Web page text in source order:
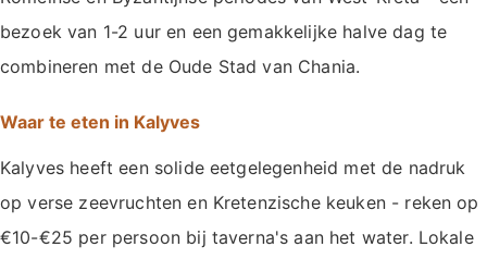
bezoek van 1-2 uur en een gemakkelijke halve dag te
combineren met de Oude Stad van Chania.
Waar te eten in Kalyves
Kalyves heeft een solide eetgelegenheid met de nadruk
op verse zeevruchten en Kretenzische keuken - reken op
€10-€25 per persoon bij taverna's aan het water. Lokale